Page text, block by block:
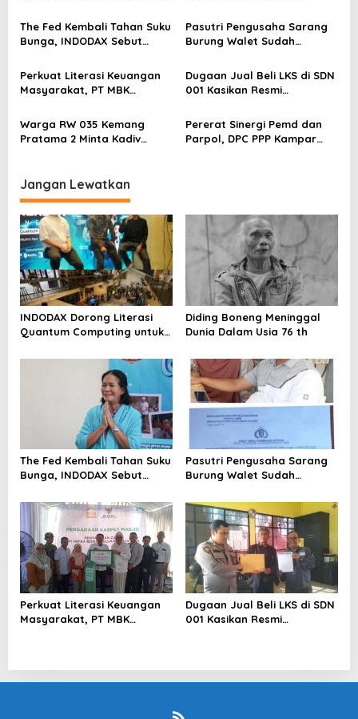
o
s
Blockchain
The Fed Kembali Tahan Suku
Bunga, INDODAX Sebut
Sentimen Pasar
Pasutri Pengusaha Sarang
Burung Walet Sudah
Pelapor Desak Polda Jambi
Segera Lakukan Penahanan
Perkuat Literasi Keuangan
Masyarakat, PT MBK
Karpet Masjid di Pakuhaji
Dugaan Jual Beli LKS di SDN
001 Kasikan Resmi
Kampar, Pemred – Pimum
Metroterkini.id Desak Usut
Kasus Ini
Warga RW 035 Kemang
Pratama 2 Minta Kadiv
Metro Bekasi Kota
Pererat Sinergi Pemd dan
Parpol, DPC PPP Kampar
Jangan Lewatkan
INDODAX Dorong Literasi
Quantum Computing untuk
Blockchain
Diding Boneng Meninggal
Dunia Dalam Usia 76 th
The Fed Kembali Tahan Suku
Bunga, INDODAX Sebut
Sentimen Pasar
Pasutri Pengusaha Sarang
Burung Walet Sudah
Pelapor Desak Polda Jambi
Segera Lakukan Penahanan
Perkuat Literasi Keuangan
Masyarakat, PT MBK
Dugaan Jual Beli LKS di SDN
001 Kasikan Resmi